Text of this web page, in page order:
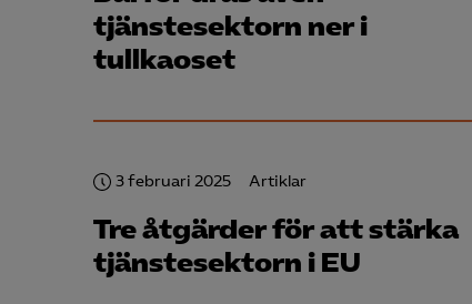
tjänstesektorn ner i
tullkaoset
3 februari 2025 Artiklar
Tre åtgärder för att stärka
tjänstesektorn i EU